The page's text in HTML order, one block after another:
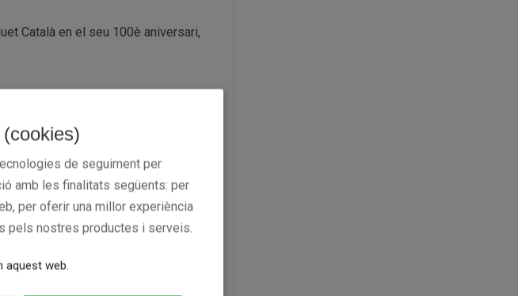
Català en el seu 100è aniversari,
de seguiment per
amb les finalitats següents: per
per oferir una millor experiència
pels nostres productes i serveis.
aquest web.